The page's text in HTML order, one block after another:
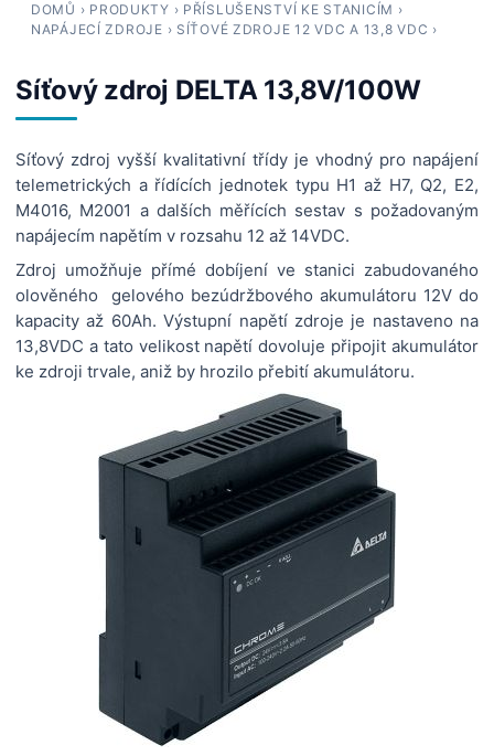
DOMŮ › PRODUKTY › PŘÍSLUŠENSTVÍ KE STANICÍM ›
NAPÁJECÍ ZDROJE › SÍŤOVÉ ZDROJE 12 VDC A 13,8 VDC ›
Síťový zdroj DELTA 13,8V/100W
Síťový zdroj vyšší kvalitativní třídy je vhodný pro napájení
telemetrických a řídících jednotek typu H1 až H7, Q2, E2,
M4016, M2001 a dalších měřících sestav s požadovaným
napájecím napětím v rozsahu 12 až 14VDC.
Zdroj umožňuje přímé dobíjení ve stanici zabudovaného
olověného gelového bezúdržbového akumulátoru 12V do
kapacity až 60Ah. Výstupní napětí zdroje je nastaveno na
13,8VDC a tato velikost napětí dovoluje připojit akumulátor
ke zdroji trvale, aniž by hrozilo přebití akumulátoru.